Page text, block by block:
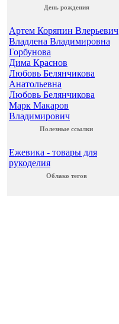
День рождения
Артем Коряпин Влерьевич
Владлена Владимировна
Горбунова
Дима Краснов
Любовь Белянчикова
Анатольевна
Любовь Белянчикова
Марк Макаров
Владимирович
Полезные ссылки
Ежевика - товары для
рукоделия
Облако тегов